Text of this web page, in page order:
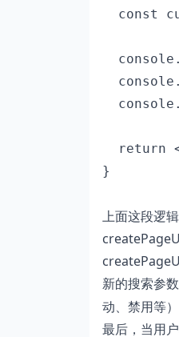
const
return
上面这段逻
新的搜索参
动、禁用等
最后，当用